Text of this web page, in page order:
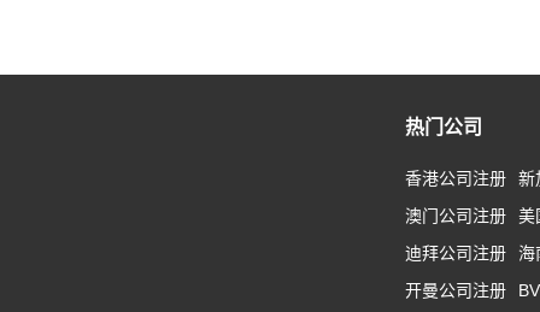
热门公司
香港公司注册
新
澳门公司注册
美
迪拜公司注册
海
开曼公司注册